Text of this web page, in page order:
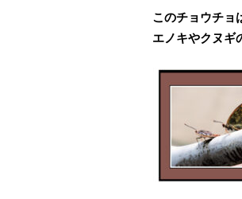
このチョウチョ
エノキやクヌギ